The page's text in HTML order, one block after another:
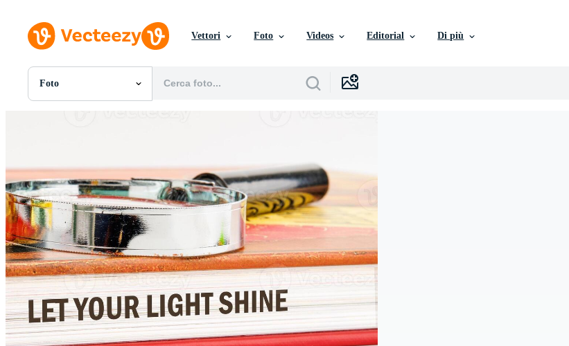
Vettori Foto Videos Editorial Di più
Foto
Tutte Immagini
Vettori
Videos
Motion graphics
Immagini Editoriali
Eventi Editoriali